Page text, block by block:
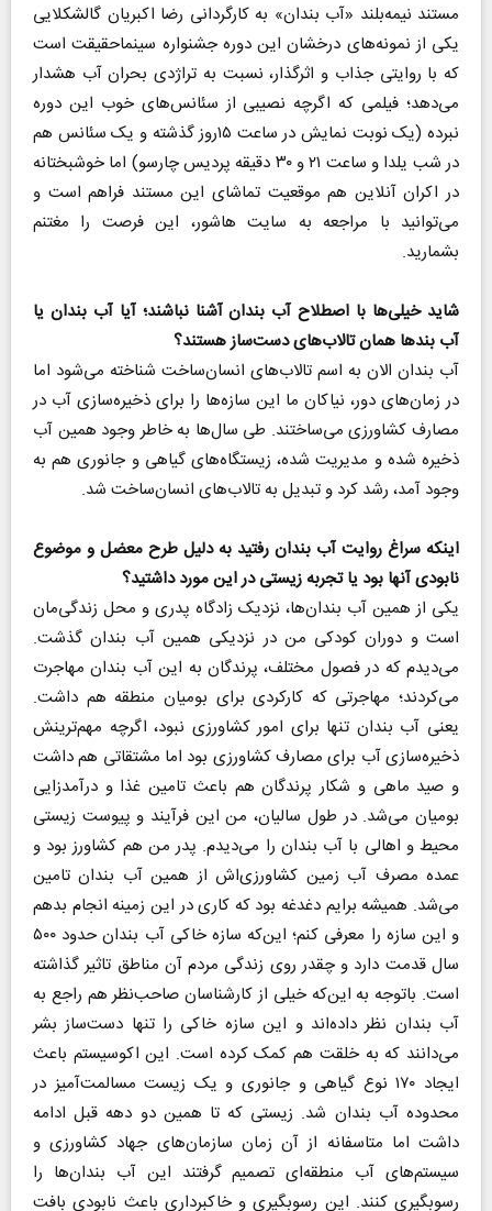
مستند نیمه‌بلند «آب بندان» به کارگردانی رضا اکبریان گالشکلایی
یکی از نمونه‌های درخشان این دوره جشنواره سینماحقیقت است
که با روایتی جذاب و اثرگذار، نسبت به تراژدی بحران آب هشدار
می‌دهد؛ فیلمی که اگرچه نصیبی از سئانس‌های خوب این دوره
نبرده (یک نوبت نمایش در ساعت ۱۵روز گذشته و یک سئانس هم
در شب یلدا و ساعت ۲۱ و ۳۰ دقیقه پردیس چارسو) اما خوشبختانه
در اکران آنلاین هم موقعیت تماشای این مستند فراهم است و
می‌توانید با مراجعه به سایت‌ هاشور، این فرصت را مغتنم
بشمارید.
شاید خیلی‌ها با اصطلاح آب بندان آشنا نباشند؛ آیا آب بندان یا
آب بندها همان تالاب‌های دست‌ساز هستند؟
آب بندان الان به اسم تالاب‌های انسان‌ساخت شناخته می‌شود اما
در زمان‌های دور، نیاکان ما این سازه‌ها را برای ذخیره‌سازی آب در
مصارف کشاورزی می‌ساختند. طی سال‌ها به خاطر وجود همین آب
ذخیره شده و مدیریت شده، زیستگاه‌های گیاهی و جانوری هم به
وجود آمد، رشد کرد و تبدیل به تالاب‌های انسان‌ساخت شد.
اینکه سراغ روایت آب بندان رفتید به دلیل طرح معضل و موضوع
نابودی آنها بود یا تجربه زیستی در این مورد داشتید؟
یکی از همین آب بندان‌ها، نزدیک زادگاه پدری و محل زندگی‌مان
است و دوران کودکی من در نزدیکی همین آب بندان گذشت.
می‌دیدم که در فصول مختلف، پرندگان به این آب بندان مهاجرت
می‌کردند؛ مهاجرتی که کارکردی برای بومیان منطقه هم داشت.
یعنی آب بندان تنها برای امور کشاورزی نبود، اگرچه مهم‌ترینش
ذخیره‌سازی آب برای مصارف کشاورزی بود اما مشتقاتی هم داشت
و صید ماهی و شکار پرندگان هم باعث تامین غذا و درآمدزایی
بومیان می‌شد. در طول سالیان، من این فرآیند و پیوست زیستی
محیط و اهالی با آب بندان را می‌دیدم. پدر من هم کشاورز بود و
عمده مصرف آب زمین کشاورزی‌اش از همین آب بندان تامین
می‌شد. همیشه برایم دغدغه بود که کاری در این زمینه انجام بدهم
و این سازه را معرفی کنم؛ این‌که سازه خاکی آب بندان حدود ۵۰۰
سال قدمت دارد و چقدر روی زندگی مردم آن مناطق تاثیر گذاشته
است. باتوجه به این‌که خیلی از کارشناسان صاحب‌نظر هم راجع به
آب بندان نظر داده‌اند و این سازه خاکی را تنها دست‌ساز بشر
می‌دانند که به خلقت هم کمک کرده است. این اکوسیستم باعث
ایجاد ۱۷۰ نوع گیاهی و جانوری و یک زیست مسالمت‌آمیز در
محدوده آب بندان شد. زیستی که تا همین دو دهه قبل ادامه
داشت اما متاسفانه از آن زمان سازمان‌های جهاد کشاورزی و
سیستم‌های آب منطقه‌ای تصمیم گرفتند این آب بندان‌ها را
رسوبگیری کنند. این رسوبگیری و خاکبرداری باعث نابودی بافت